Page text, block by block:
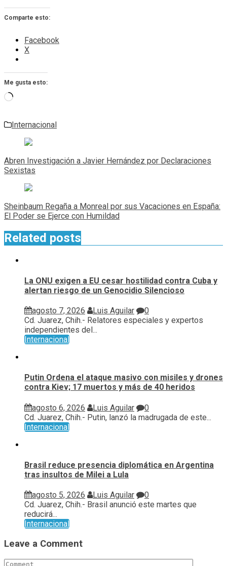
Comparte esto:
Facebook
X
Me gusta esto:
Cargando...
Internacional
Navegación
de
entradas
Abren Investigación a Javier Hernández por Declaraciones
Sexistas
Sheinbaum Regaña a Monreal por sus Vacaciones en España:
El Poder se Ejerce con Humildad
Related posts
La ONU exigen a EU cesar hostilidad contra Cuba y
alertan riesgo de un Genocidio Silencioso
agosto 7, 2026 Luis Aguilar
0
Cd. Juarez, Chih.- Relatores especiales y expertos
independientes del...
Internacional
Putin Ordena el ataque masivo con misiles y drones
contra Kiev; 17 muertos y más de 40 heridos
agosto 6, 2026 Luis Aguilar
0
Cd. Juarez, Chih.- Putin, lanzó la madrugada de este...
Internacional
Brasil reduce presencia diplomática en Argentina
tras insultos de Milei a Lula
agosto 5, 2026 Luis Aguilar
0
Cd. Juarez, Chih.- Brasil anunció este martes que
reducirá...
Internacional
Leave a Comment